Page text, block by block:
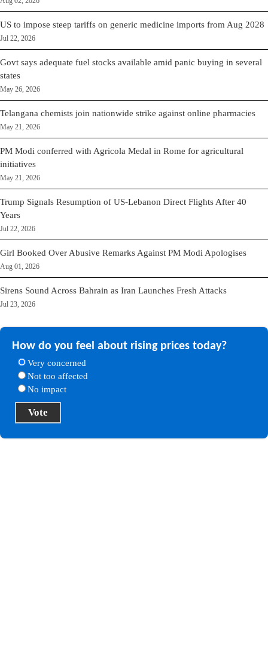
US to impose steep tariffs on generic medicine imports from Aug 2028
Jul 22, 2026
Govt says adequate fuel stocks available amid panic buying in several
states
May 26, 2026
Telangana chemists join nationwide strike against online pharmacies
May 21, 2026
PM Modi conferred with Agricola Medal in Rome for agricultural
initiatives
May 21, 2026
Trump Signals Resumption of US-Lebanon Direct Flights After 40
Years
Jul 22, 2026
Girl Booked Over Abusive Remarks Against PM Modi Apologises
Aug 01, 2026
Sirens Sound Across Bahrain as Iran Launches Fresh Attacks
Jul 23, 2026
How do you feel about rising prices today?
Very concerned
Not too affected
No impact